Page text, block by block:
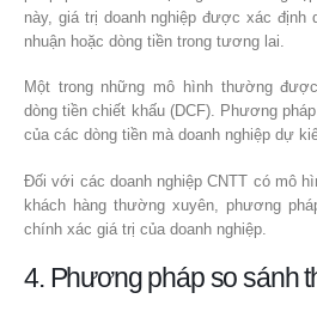
này, giá trị doanh nghiệp được xác định
nhuận hoặc dòng tiền trong tương lai.
Một trong những mô hình thường
dòng tiền chiết khấu (DCF). Phương
của các dòng tiền mà doanh nghiệp dự
Đối với các doanh nghiệp CNTT có mô
khách hàng thường xuyên, phương
chính xác giá trị của doanh nghiệp.
4. Phương pháp so sánh